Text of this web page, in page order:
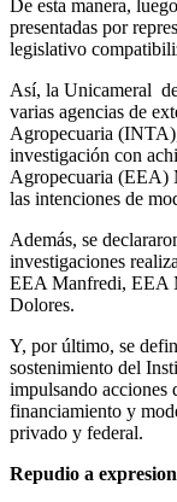
De esta manera,
presentadas por
legislativo
Así, la Unicameral
varias agencias de
Agropecuaria
investigación con
Agropecuaria (EEA)
las intenciones de
Además, se
investigaciones
EEA Manfredi, EEA
Dolores.
Y, por último, se
sostenimiento del
impulsando acciones
financiamiento y
privado y federal.
Repudio a